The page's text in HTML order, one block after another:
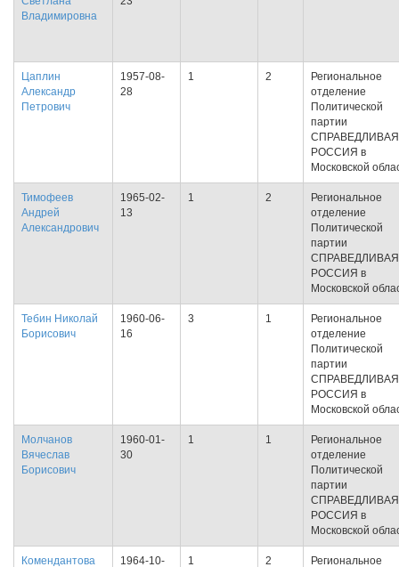
Владимировна
Цаплин
Александр
Петрович
1957-08-
28
1 2
Региональное
отделение
Политической
партии
СПРАВЕДЛИВАЯ
РОССИЯ в
Московской
Тимофеев
Андрей
Александрович
1965-02-
13
1 2
Региональное
отделение
Политической
партии
СПРАВЕДЛИВАЯ
РОССИЯ в
Московской
Тебин Николай
Борисович
1960-06-
16
3 1
Региональное
отделение
Политической
партии
СПРАВЕДЛИВАЯ
РОССИЯ в
Московской
Молчанов
Вячеслав
Борисович
1960-01-
30
1 1
Региональное
отделение
Политической
партии
СПРАВЕДЛИВАЯ
РОССИЯ в
Московской
Комендантова 1964-10- 1 2 Региональное